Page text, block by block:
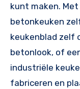
kunt maken.
betonkeuken
keukenblad zelf
betonlook, of
industriële
fabriceren en